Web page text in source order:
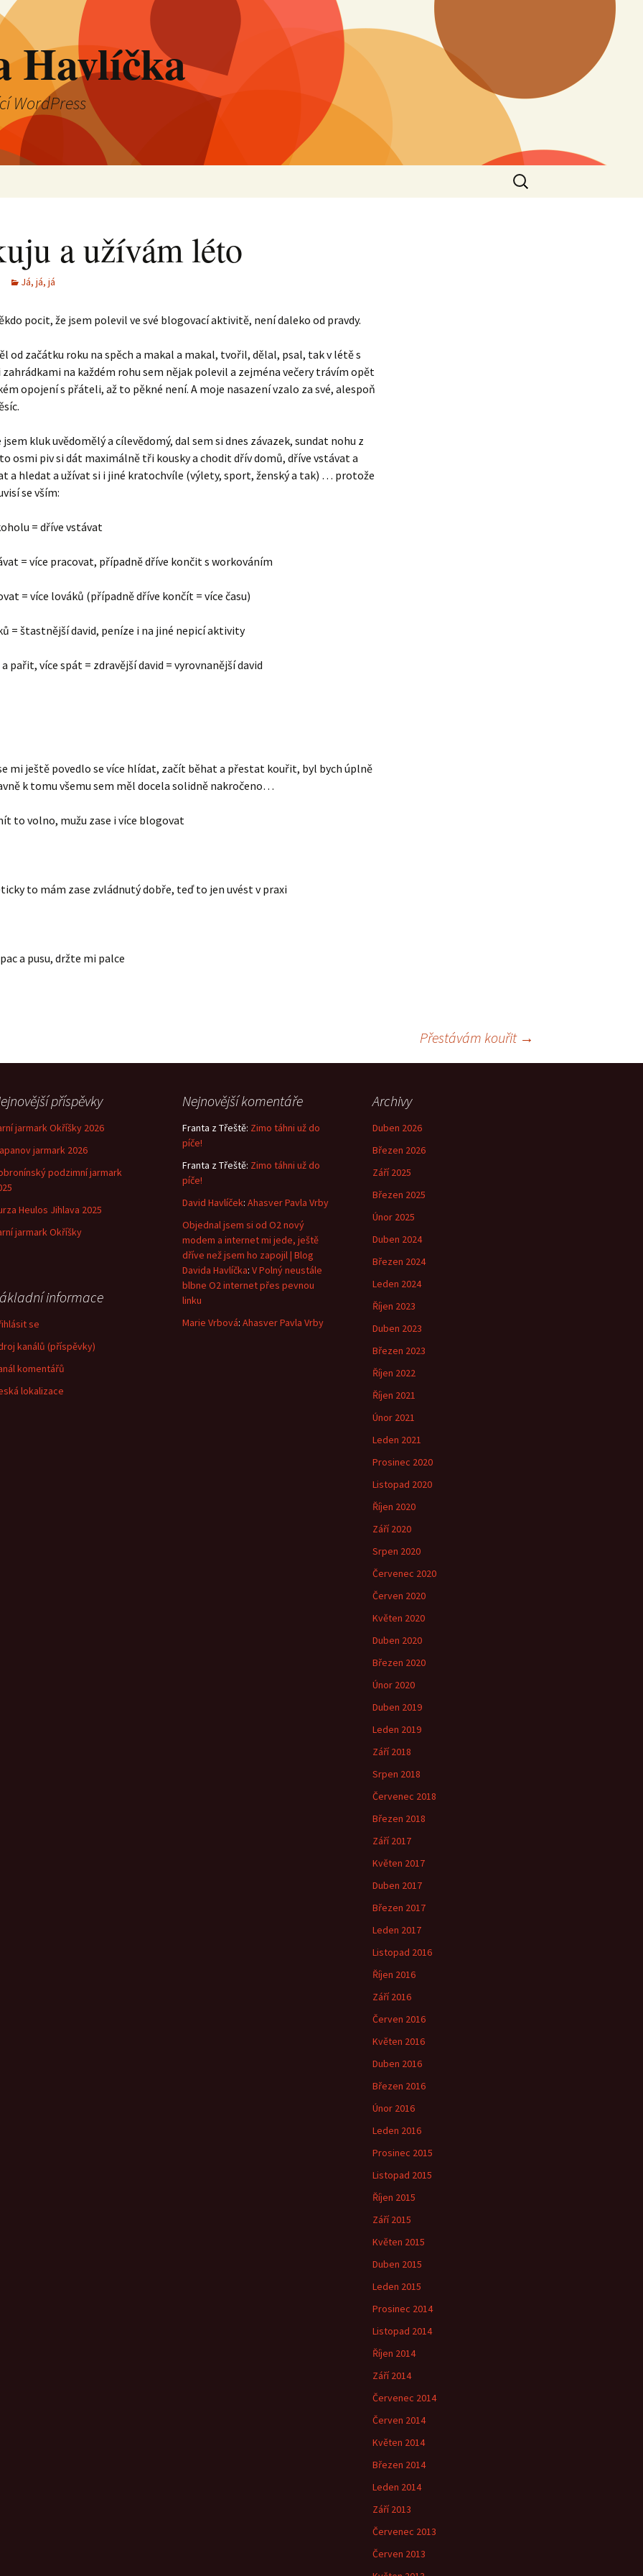
Havlíčka
WordPress
Vyhledávání
a užívám léto
Já, já, já
pocit, že jsem polevil ve své blogovací aktivitě, není daleko od pravdy.
od začátku roku na spěch a makal a makal, tvořil, dělal, psal, tak v létě s
na každém rohu sem nějak polevil a zejména večery trávím opět
opojení s přáteli, až to pěkné není. A moje nasazení vzalo za své, alespoň
kluk uvědomělý a cílevědomý, dal sem si dnes závazek, sundat nohu z
osmi piv si dát maximálně tři kousky a chodit dřív domů, dříve vstávat a
a hledat a užívat si i jiné kratochvíle (výlety, sport, ženský a tak) … protože
se vším:
= dříve vstávat
= více pracovat, případně dříve končit s workováním
= více lováků (případně dříve končít = více času)
= štastnější david, peníze i na jiné nepicí aktivity
pařit, více spát = zdravější david = vyrovnanější david
mi ještě povedlo se více hlídat, začít běhat a přestat kouřit, byl bych úplně
k tomu všemu sem měl docela solidně nakročeno…
to volno, mužu zase i více blogovat
to mám zase zvládnutý dobře, teď to jen uvést v praxi
a pusu, držte mi palce
Přestávám kouřit →
příspěvky
jarmark Okříšky 2026
jarmark 2026
podzimní jarmark
Heulos Jihlava 2025
jarmark Okříšky
Nejnovější komentáře
Franta z Třeště: Zimo táhni už do
píče!
Franta z Třeště: Zimo táhni už do
píče!
David Havlíček: Ahasver Pavla Vrby
Objednal jsem si od O2 nový
modem a internet mi jede, ještě
dříve než jsem ho zapojil | Blog
Davida Havlíčka: V Polný neustále
blbne O2 internet přes pevnou
linku
Marie Vrbová: Ahasver Pavla Vrby
Archivy
Duben 2026
Březen 2026
Září 2025
Březen 2025
Únor 2025
Duben 2024
Březen 2024
Leden 2024
Říjen 2023
Duben 2023
Březen 2023
Říjen 2022
Říjen 2021
Únor 2021
Leden 2021
Prosinec 2020
Listopad 2020
Říjen 2020
Září 2020
Srpen 2020
Červenec 2020
Červen 2020
Květen 2020
Duben 2020
Březen 2020
Únor 2020
Duben 2019
Leden 2019
Září 2018
Srpen 2018
Červenec 2018
Březen 2018
Září 2017
Květen 2017
Duben 2017
Březen 2017
Leden 2017
Listopad 2016
Říjen 2016
Září 2016
Červen 2016
Květen 2016
Duben 2016
Březen 2016
Únor 2016
Leden 2016
Prosinec 2015
Listopad 2015
Říjen 2015
Září 2015
Květen 2015
Duben 2015
Leden 2015
Prosinec 2014
Listopad 2014
Říjen 2014
Září 2014
Červenec 2014
Červen 2014
Květen 2014
Březen 2014
Leden 2014
Září 2013
Červenec 2013
Červen 2013
informace
se
kanálů (příspěvky)
komentářů
lokalizace